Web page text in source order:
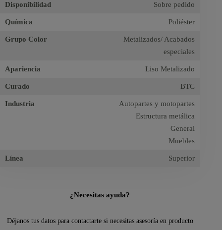
Disponibilidad Sobre pedido
Química Poliéster
Grupo Color
Metalizados/ Acabados
especiales
Apariencia Liso Metalizado
Curado BTC
Industria
Autopartes y motopartes
Estructura metálica
General
Muebles
Línea Superior
¿Necesitas ayuda?
Déjanos tus datos para contactarte si necesitas asesoría en producto